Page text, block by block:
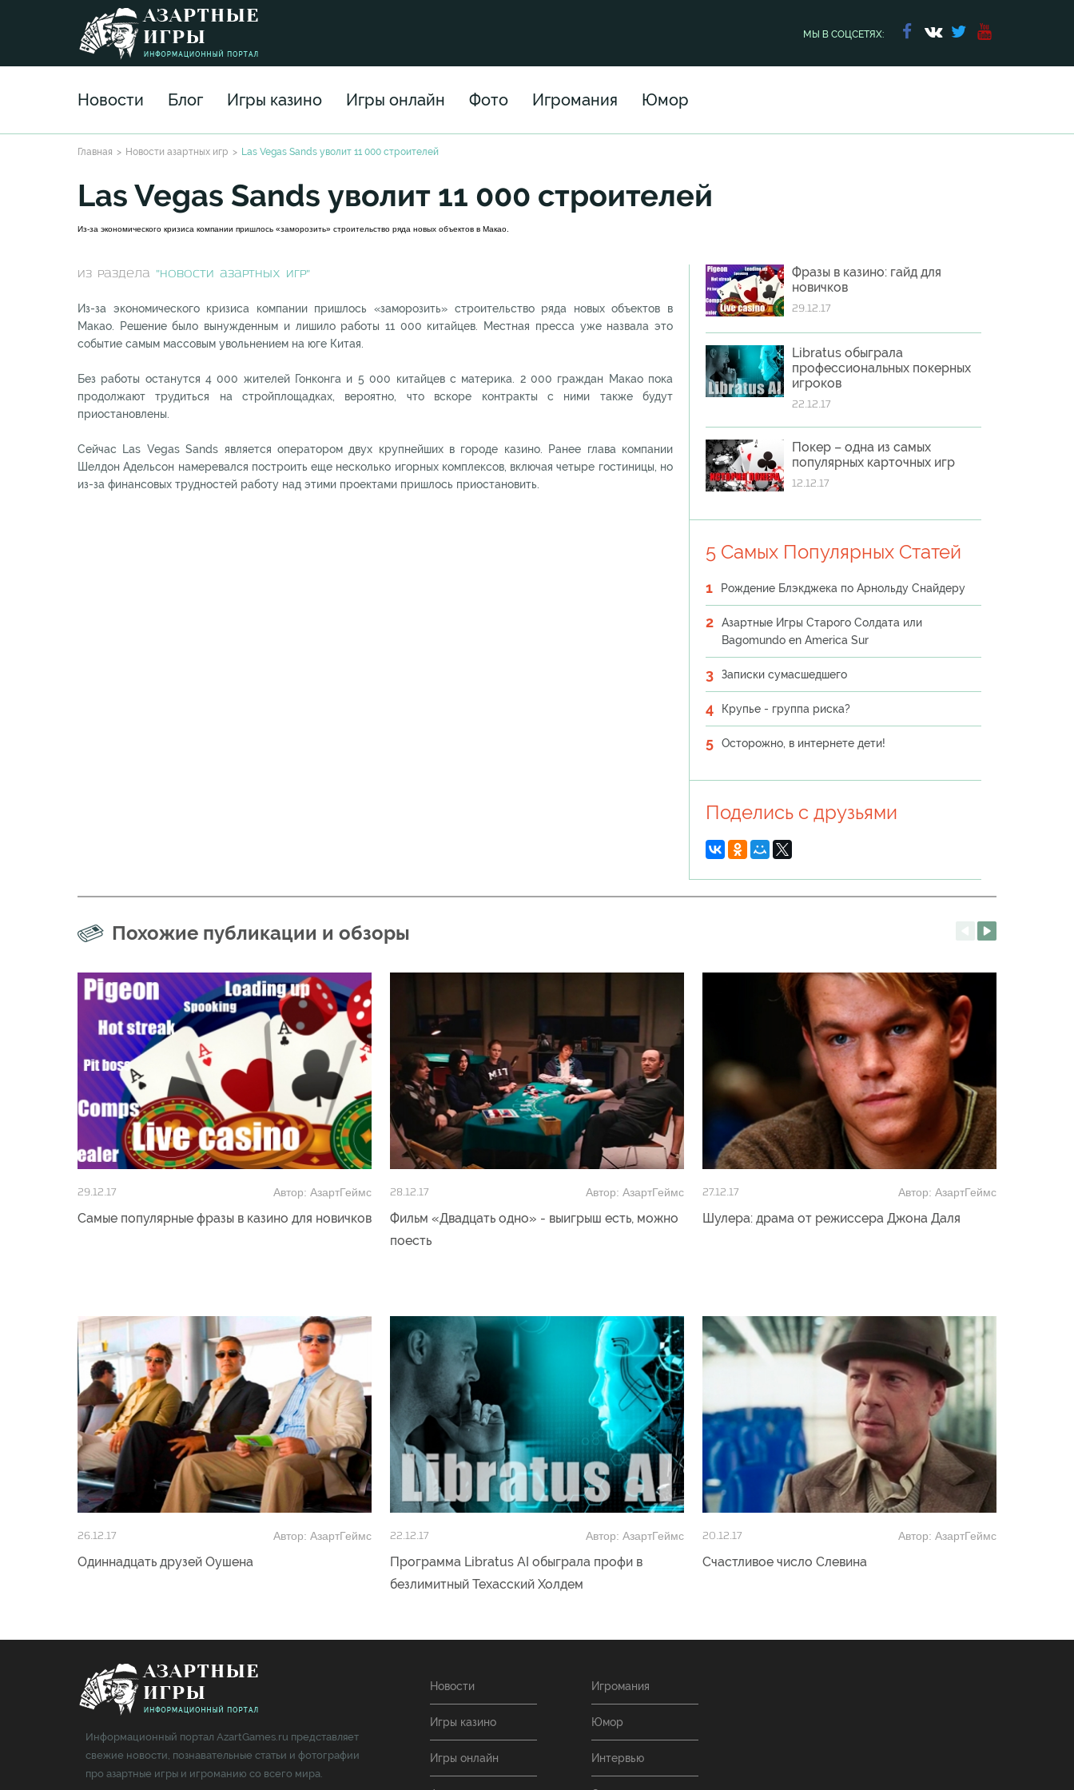
МЫ В СОЦСЕТЯХ:
Новости Блог Игры казино Игры онлайн Фото Игромания Юмор
Главная Новости азартных игр Las Vegas Sands уволит 11 000 строителей
Las Vegas Sands уволит 11 000 строителей
Из-за экономического кризиса компании пришлось «заморозить» строительство ряда новых объектов в Макао.
из раздела "Новости азартных игр"
Из-за экономического кризиса компании пришлось «заморозить» строительство ряда новых объектов в
Макао. Решение было вынужденным и лишило работы 11 000 китайцев. Местная пресса уже назвала это
событие самым массовым увольнением на юге Китая.
Без работы останутся 4 000 жителей Гонконга и 5 000 китайцев с материка. 2 000 граждан Макао пока
продолжают трудиться на стройплощадках, вероятно, что вскоре контракты с ними также будут
приостановлены.
Сейчас Las Vegas Sands является оператором двух крупнейших в городе казино. Ранее глава компании
Шелдон Адельсон намеревался построить еще несколько игорных комплексов, включая четыре гостиницы, но
из-за финансовых трудностей работу над этими проектами пришлось приостановить.
Фразы в казино: гайд для
новичков
29.12.17
Libratus обыграла
профессиональных покерных
игроков
22.12.17
Покер – одна из самых
популярных карточных игр
12.12.17
5 Самых Популярных Статей
1 Рождение Блэкджека по Арнольду Снайдеру
2
Азартные Игры Старого Солдата или
Bagomundo en America Sur
3 Записки сумасшедшего
4 Крупье - группа риска?
5 Осторожно, в интернете дети!
Поделись с друзьями
Похожие публикации и обзоры
29.12.17 Автор: АзартГеймс
Самые популярные фразы в казино для новичков
28.12.17 Автор: АзартГеймс
Фильм «Двадцать одно» - выигрыш есть, можно
поесть
27.12.17 Автор: АзартГеймс
Шулера: драма от режиссера Джона Даля
26.12.17 Автор: АзартГеймс
Одиннадцать друзей Оушена
22.12.17 Автор: АзартГеймс
Программа Libratus AI обыграла профи в
безлимитный Техасский Холдем
20.12.17 Автор: АзартГеймс
Счастливое число Слевина
Информационный портал AzartGames.ru представляет
свежие новости, познавательные статьи и фотографии
про азартные игры и игроманию со всего мира.
Новости Игромания
Игры казино Юмор
Игры онлайн Интервью